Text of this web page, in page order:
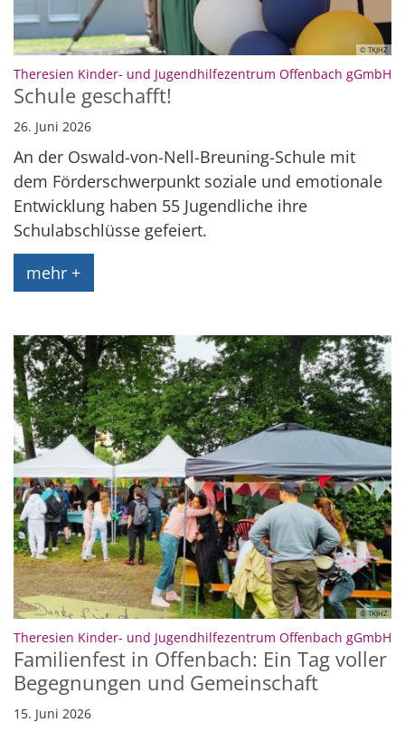
© TKJHZ
Theresien Kinder- und Jugendhilfezentrum Offenbach gGmbH
Schule geschafft!
26. Juni 2026
An der Oswald-von-Nell-Breuning-Schule mit
dem Förderschwerpunkt soziale und emotionale
Entwicklung haben 55 Jugendliche ihre
Schulabschlüsse gefeiert.
mehr +
© TKJHZ
Theresien Kinder- und Jugendhilfezentrum Offenbach gGmbH
Familienfest in Offenbach: Ein Tag voller
Begegnungen und Gemeinschaft
15. Juni 2026